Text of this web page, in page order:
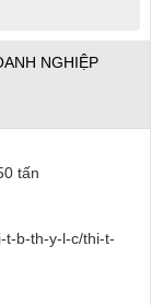
NGHIỆP
tấn
t-b-th-y-l-c/thi-t-